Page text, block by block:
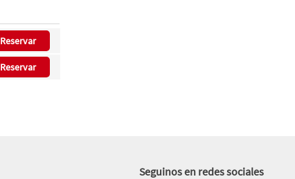
Reservar
Reservar
Seguinos en redes sociales